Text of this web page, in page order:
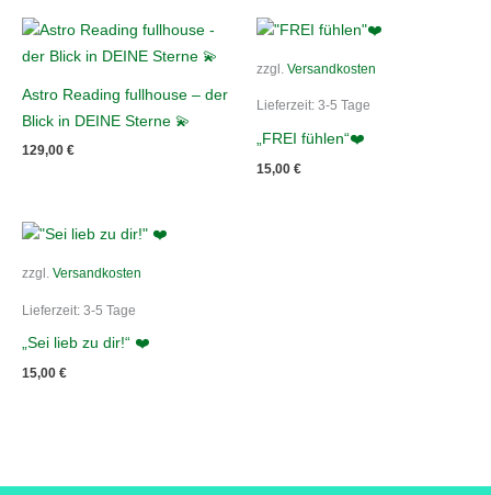
Astro Reading fullhouse – der
Blick in DEINE Sterne 💫
129,00 €
zzgl. Versandkosten
Lieferzeit: 3-5 Tage
„FREI fühlen“❤️
15,00 €
zzgl. Versandkosten
Lieferzeit: 3-5 Tage
„Sei lieb zu dir!“ ❤️
15,00 €